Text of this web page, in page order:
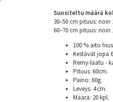
Suositeltu määrä
30–50 cm pituus: noin
60–70 cm pituus: noin
100 % aito
Kestävät jopa
Remy-laatu -
Pituus: 60cm.
Paino: 60g.
Leveys: 4 cm.
Määrä: 20 kpl.